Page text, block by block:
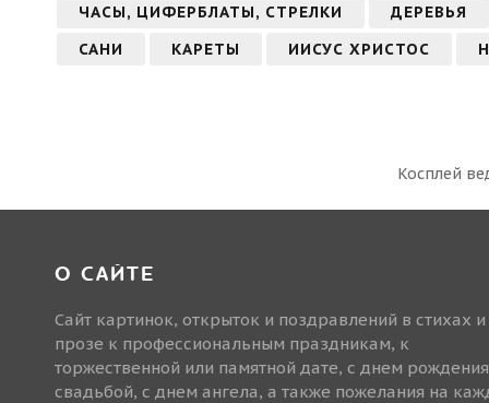
ЧАСЫ, ЦИФЕРБЛАТЫ, СТРЕЛКИ
ДЕРЕВЬЯ
САНИ
КАРЕТЫ ИИСУС ХРИСТОС
Косплей
О САЙТЕ
Сайт картинок, открыток и поздравлений в стихах и
прозе к профессиональным праздникам, к
торжественной или памятной дате, с днем
свадьбой, с днем ангела, а также пожелания на